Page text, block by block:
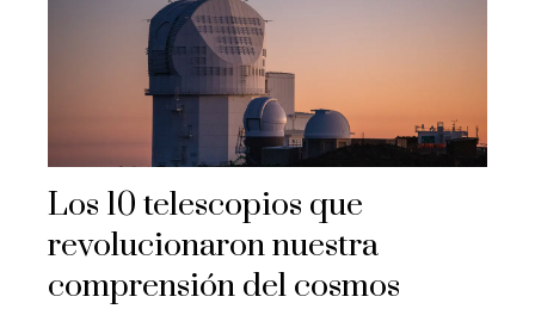
Los 10 telescopios que
revolucionaron nuestra
comprensión del cosmos